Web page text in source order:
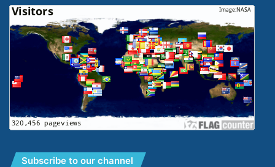
Subscribe to our channel